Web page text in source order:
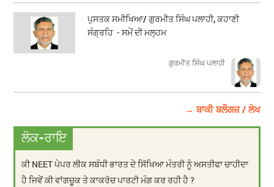
ਪੁਸਤਕ ਸਮੀਖਿਆ/ ਗੁਰਮੀਤ ਸਿੰਘ ਪਲਾਹੀ, ਕਹਾਣੀ
ਸੰਗ੍ਰਹਿ - ਸਮੇਂ ਦੀ ਮਲ੍ਹਮ
ਗੁਰਮੀਤ ਸਿੰਘ ਪਲਾਹੀ
→ ਬਾਕੀ ਬਲੌਗਜ਼ / ਲੇਖ
ਲੋਕ-ਰਾਇ
ਕੀ NEET ਪੇਪਰ ਲੀਕ ਸਬੰਧੀ ਭਾਰਤ ਦੇ ਸਿੱਖਿਆ ਮੰਤਰੀ ਨੂੰ ਅਸਤੀਫਾ ਚਾਹੀਦਾ
ਹੈ ਜਿਵੇਂ ਕੀ ਵਾਂਗਚੂਕ ਤੇ ਕਾਕਰੋਚ ਪਾਰਟੀ ਮੰਗ ਕਰ ਰਹੀ ਹੈ ?